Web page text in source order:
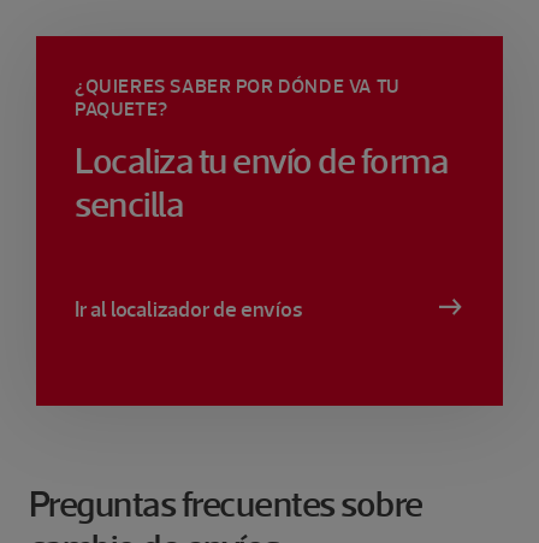
¿QUIERES SABER POR DÓNDE VA TU
PAQUETE?
Localiza tu envío de forma
sencilla
Ir al localizador de envíos
Preguntas frecuentes sobre